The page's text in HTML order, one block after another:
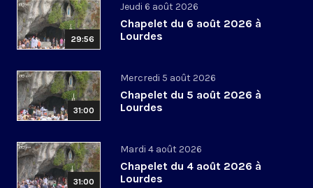
29:56
Jeudi 6 août 2026
Chapelet du 6 août 2026 à
Lourdes
31:00
Mercredi 5 août 2026
Chapelet du 5 août 2026 à
Lourdes
31:00
Mardi 4 août 2026
Chapelet du 4 août 2026 à
Lourdes